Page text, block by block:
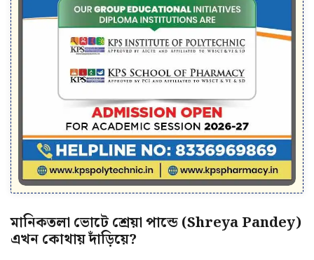
মানিকতলা ভোটে শ্রেয়া পান্ডে (Shreya Pandey)
এখন কোথায় দাঁড়িয়ে?